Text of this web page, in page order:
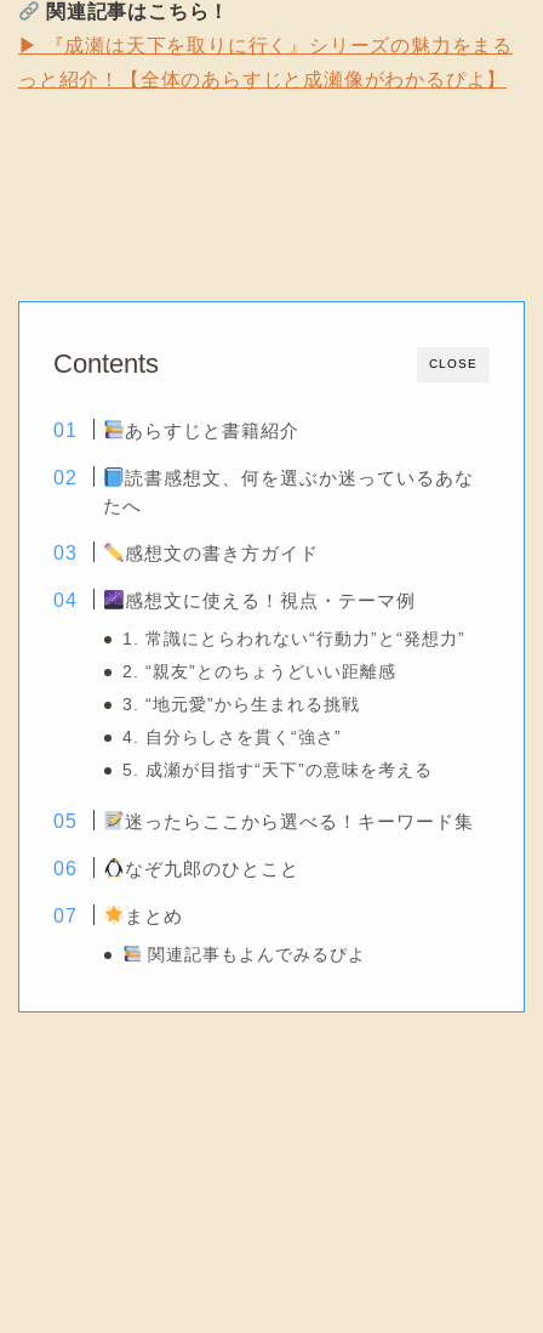
関連記事はこちら！
▶ 『成瀬は天下を取りに行く』シリーズの魅力をまる
っと紹介！【全体のあらすじと成瀬像がわかるぴよ】
CLOSE
Contents
あらすじと書籍紹介
読書感想文、何を選ぶか迷っているあな
たへ
感想文の書き方ガイド
感想文に使える！視点・テーマ例
1. 常識にとらわれない“行動力”と“発想力”
2. “親友”とのちょうどいい距離感
3. “地元愛”から生まれる挑戦
4. 自分らしさを貫く“強さ”
5. 成瀬が目指す“天下”の意味を考える
迷ったらここから選べる！キーワード集
なぞ九郎のひとこと
まとめ
関連記事もよんでみるぴよ